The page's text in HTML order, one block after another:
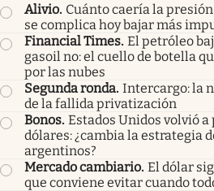
Alivio. Cuánto caería la
se complica hoy bajar más
Financial Times. El petróleo
gasoil no: el cuello de botella
por las nubes
Segunda ronda. Intercargo: la
de la fallida privatización
Bonos. Estados Unidos volvió a
dólares: ¿cambia la estrategia
argentinos?
Mercado cambiario. El dólar
que conviene evitar cuando